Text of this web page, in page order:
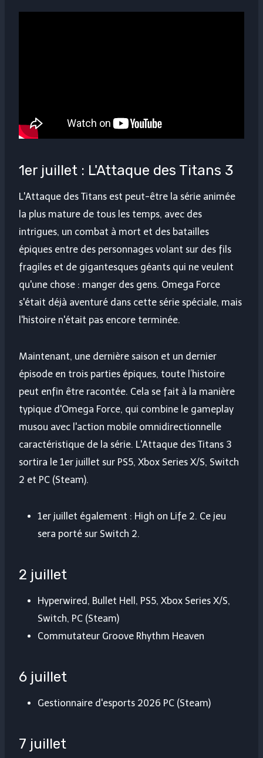
1er juillet : L'Attaque des Titans 3
L'Attaque des Titans est peut-être la série animée
la plus mature de tous les temps, avec des
intrigues, un combat à mort et des batailles
épiques entre des personnages volant sur des fils
fragiles et de gigantesques géants qui ne veulent
qu'une chose : manger des gens. Omega Force
s'était déjà aventuré dans cette série spéciale, mais
l'histoire n'était pas encore terminée.
Maintenant, une dernière saison et un dernier
épisode en trois parties épiques, toute l’histoire
peut enfin être racontée. Cela se fait à la manière
typique d'Omega Force, qui combine le gameplay
musou avec l'action mobile omnidirectionnelle
caractéristique de la série. L'Attaque des Titans 3
sortira le 1er juillet sur PS5, Xbox Series X/S, Switch
2 et PC (Steam).
1er juillet également : High on Life 2. Ce jeu
sera porté sur Switch 2.
2 juillet
Hyperwired, Bullet Hell, PS5, Xbox Series X/S,
Switch, PC (Steam)
Commutateur Groove Rhythm Heaven
6 juillet
Gestionnaire d'esports 2026 PC (Steam)
7 juillet